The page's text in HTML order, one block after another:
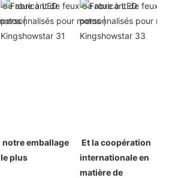
le plus
Et la coopération
internationale en
matière de